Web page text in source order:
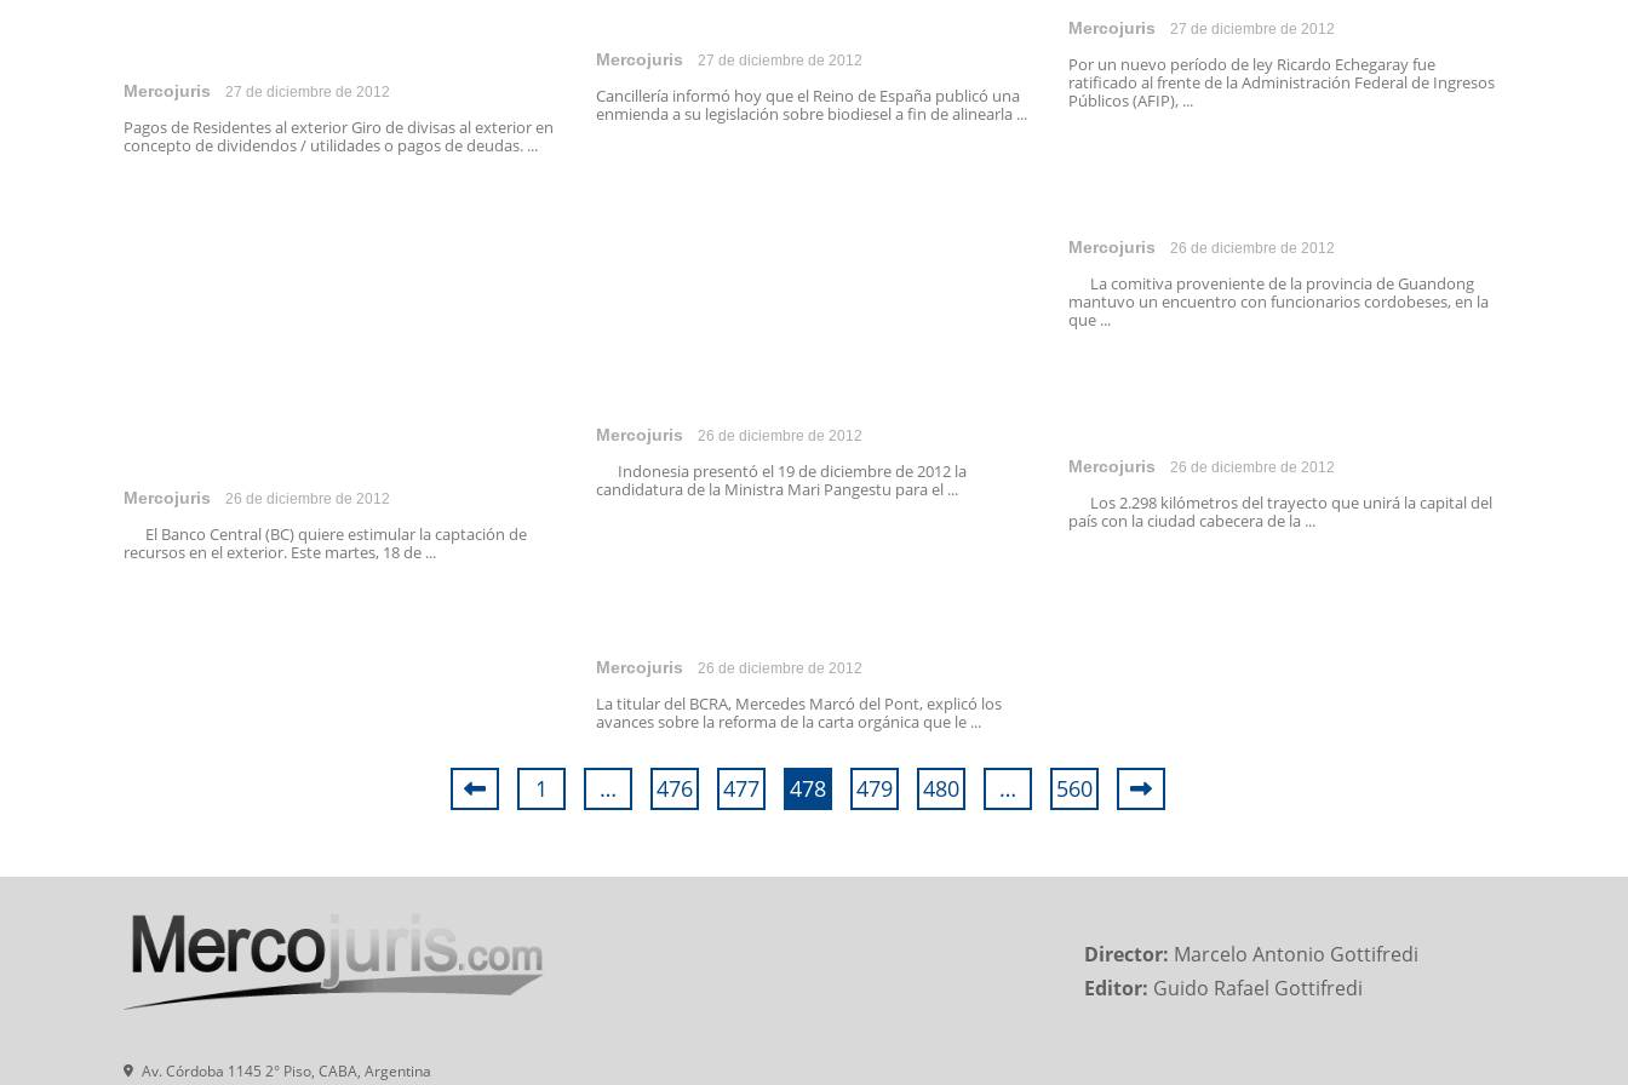
Mercojuris 27 de diciembre de 2012
Pagos de Residentes al exterior Giro de divisas al exterior en
concepto de dividendos / utilidades o pagos de deudas. ...
Mercojuris 27 de diciembre de 2012
Cancillería informó hoy que el Reino de España publicó una
enmienda a su legislación sobre biodiesel a fin de alinearla ...
Mercojuris 27 de diciembre de 2012
Por un nuevo período de ley Ricardo Echegaray fue
ratificado al frente de la Administración Federal de Ingresos
Públicos (AFIP), ...
Mercojuris 26 de diciembre de 2012
La comitiva proveniente de la provincia de Guandong
mantuvo un encuentro con funcionarios cordobeses, en la
que ...
Mercojuris 26 de diciembre de 2012
El Banco Central (BC) quiere estimular la captación de
recursos en el exterior. Este martes, 18 de ...
Mercojuris 26 de diciembre de 2012
Indonesia presentó el 19 de diciembre de 2012 la
candidatura de la Ministra Mari Pangestu para el ...
Mercojuris 26 de diciembre de 2012
Los 2.298 kilómetros del trayecto que unirá la capital del
país con la ciudad cabecera de la ...
Mercojuris 26 de diciembre de 2012
La titular del BCRA, Mercedes Marcó del Pont, explicó los
avances sobre la reforma de la carta orgánica que le ...
1 … 476 477 478 479 480 … 560
Av. Córdoba 1145 2° Piso, CABA, Argentina
Director: Marcelo Antonio Gottifredi
Editor: Guido Rafael Gottifredi